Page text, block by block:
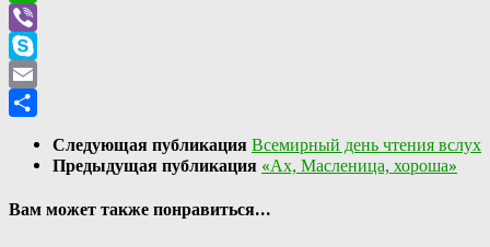
WhatsApp
Viber
Skype
Email
Следующая публикация Всемирный день чтения вслух
Предыдущая публикация «Ах, Масленица, хороша»
Вам может также понравиться...